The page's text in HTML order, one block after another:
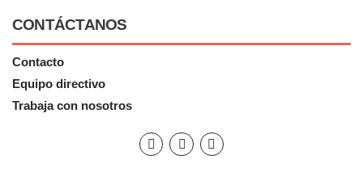
CONTÁCTANOS
Contacto
Equipo directivo
Trabaja con nosotros